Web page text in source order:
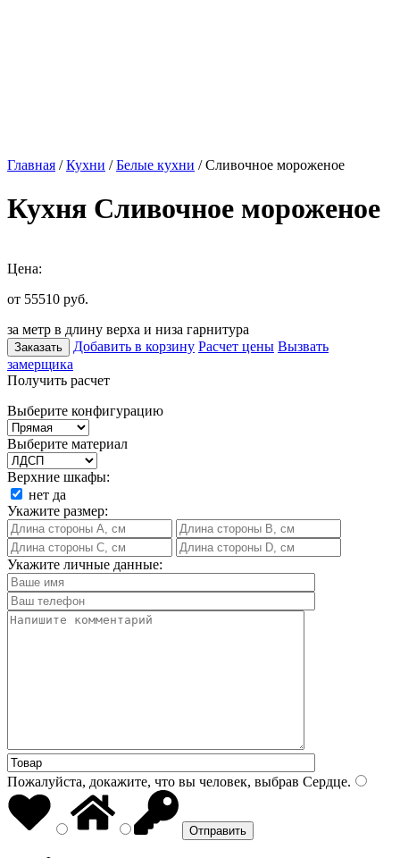
Главная /Кухни /Белые кухни / Сливочное мороженое
Кухня Сливочное мороженое
Цена:
от 55510 руб.
за метр в длину верха и низа гарнитура
Заказать Добавить в корзину Расчет цены Вызвать
замерщика
Получить расчет
Выберите конфигурацию
Выберите материал
Верхние шкафы:
нет да
Укажите размер:
Укажите личные данные:
Пожалуйста, докажите, что вы человек, выбрав Сердце.